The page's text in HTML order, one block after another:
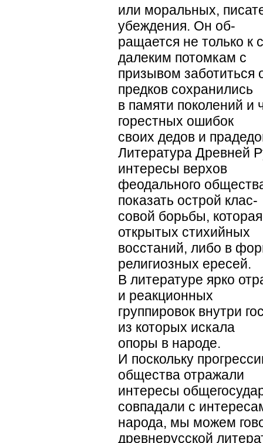
или моральных,
убеждения. Он об-
ращается не только к
далеким потомкам с
призывом
предков сохранились
в памяти поколений и
горестных ошибок
своих дедов и
Литература Древней
интересы верхов
феодального
показать острой клас-
совой борьбы,
открытых стихийных
восстаний, либо в
религиозных ересей.
В литературе ярко
и реакционных
группировок внутри
из которых искала
опоры в народе.
И поскольку
общества отражали
интересы
совпадали с
народа, мы можем
древнерусской